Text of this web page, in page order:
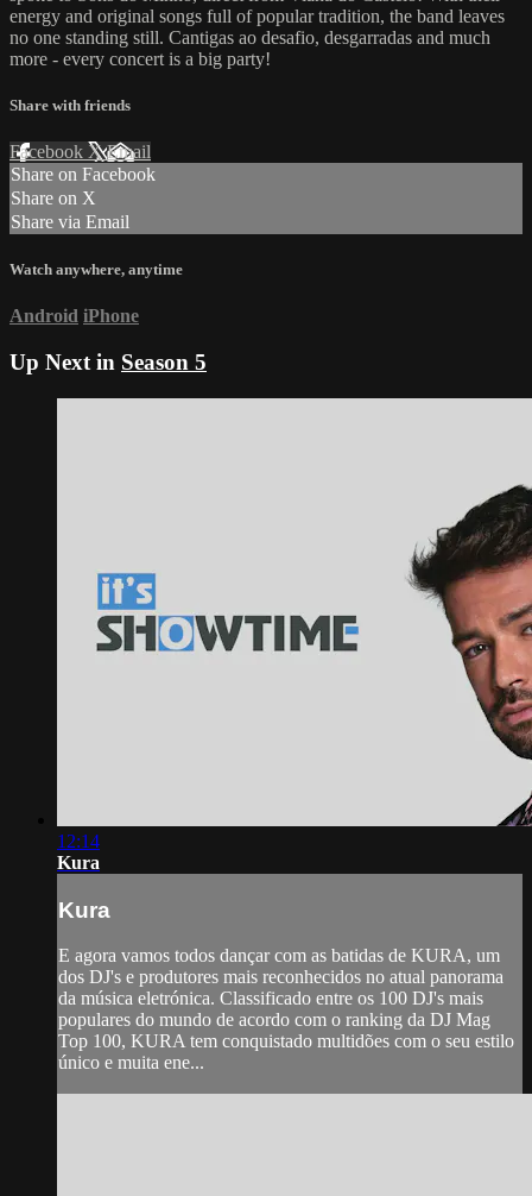
energy and original songs full of popular tradition, the band leaves
no one standing still. Cantigas ao desafio, desgarradas and much
more - every concert is a big party!
Share with friends
Facebook XEmail
Share on Facebook
Share on X
Share via Email
Watch anywhere, anytime
Android iPhone
Up Next in Season 5
12:14
Kura
Kura
E agora vamos todos dançar com as batidas de KURA, um
dos DJ's e produtores mais reconhecidos no atual panorama
da música eletrónica. Classificado entre os 100 DJ's mais
populares do mundo de acordo com o ranking da DJ Mag
Top 100, KURA tem conquistado multidões com o seu estilo
único e muita ene...